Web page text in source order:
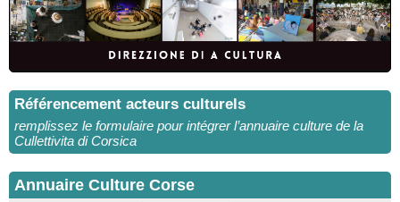
Référencement acteurs culturels
remplissez le formulaire pour intégrer l’annuaire culture de la
Cullettivita di Corsica
Annuaire Culture Corse